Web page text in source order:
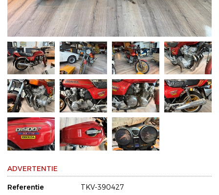
ADVERTENTIE
Referentie
TKV-390427